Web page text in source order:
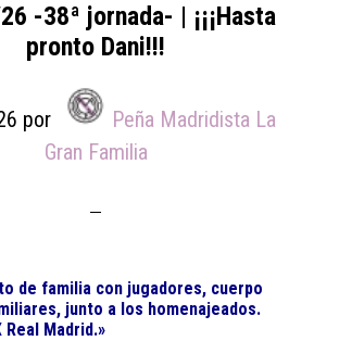
-38ª jornada- | ¡¡¡Hasta
pronto Dani!!!
por
Peña Madridista La
Gran Familia
de familia con jugadores, cuerpo
junto a los homenajeados.
Madrid.»